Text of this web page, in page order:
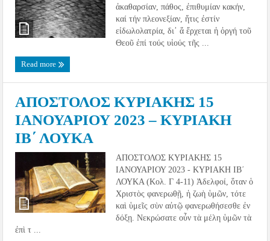
ἀκαθαρσίαν, πάθος, ἐπιθυμίαν κακήν,
καί τήν πλεονεξίαν, ἥτις ἐστίν
εἰδωλολατρία, δι᾽ ἅ ἔρχεται ἡ ὀργή τοῦ
Θεοῦ ἐπί τούς υἱούς τῆς ...
Read more
ΑΠΟΣΤΟΛΟΣ ΚΥΡΙΑΚΗΣ 15
ΙΑΝΟΥΑΡΙΟΥ 2023 – ΚΥΡΙΑΚΗ
ΙΒ΄ ΛΟΥΚΑ
ΑΠΟΣΤΟΛΟΣ ΚΥΡΙΑΚΗΣ 15
ΙΑΝΟΥΑΡΙΟΥ 2023 - ΚΥΡΙΑΚΗ ΙΒ΄
ΛΟΥΚΑ (Κολ. Γ 4-11) Ἀδελφοί, ὅταν ὁ
Χριστὸς φανερωθῇ, ἡ ζωὴ ὑμῶν, τότε
καὶ ὑμεῖς σὺν αὐτῷ φανερωθήσεσθε ἐν
δόξῃ. Νεκρώσατε οὖν τὰ μέλη ὑμῶν τὰ
ἐπὶ τ ...